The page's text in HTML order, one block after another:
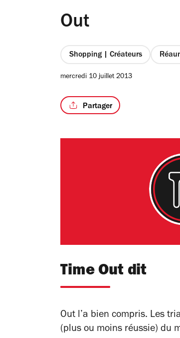
Out
Shopping | Créateurs
mercredi 10 juillet 2013
Partager
Time Out dit
Out l’a bien compris. Les
(plus ou moins réussie) du